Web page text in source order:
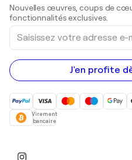
Peintures acryliques
Nouvelles œuvres, coups de
fonctionnalités exclusives.
Saisissez
votre
adresse
e-
mail
J'en profite
Virement
bancaire